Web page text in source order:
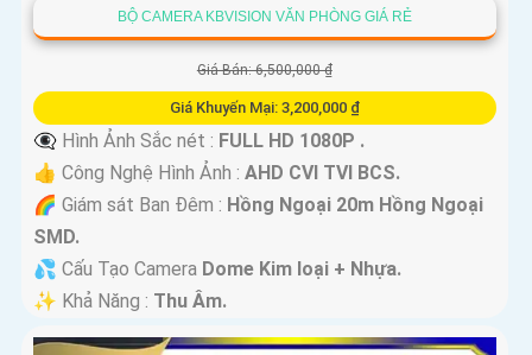
BỘ CAMERA KBVISION VĂN PHÒNG GIÁ RẺ
Giá Bán: 6,500,000 ₫
Giá Khuyến Mại: 3,200,000 ₫
👁️‍🗨 Hình Ảnh Sắc nét : FULL HD 1080P .
👍 Công Nghệ Hình Ảnh : AHD CVI TVI BCS.
🌈 Giám sát Ban Đêm : Hồng Ngoại 20m Hồng Ngoại
SMD.
💦 Cấu Tạo Camera Dome Kim loại + Nhựa.
️✨ Khả Năng : Thu Âm.